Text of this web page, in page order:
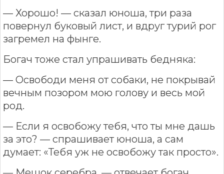
— Хорошо! — сказал юноша, три раза
повернул буковый лист, и вдруг турий рог
загремел на фынге.
Богач тоже стал упрашивать бедняка:
— Освободи меня от собаки, не покрывай
вечным позором мою голову и весь мой
род.
— Если я освобожу тебя, что ты мне дашь
за это? — спрашивает юноша, а сам
думает: «Тебя уж не освобожу так просто».